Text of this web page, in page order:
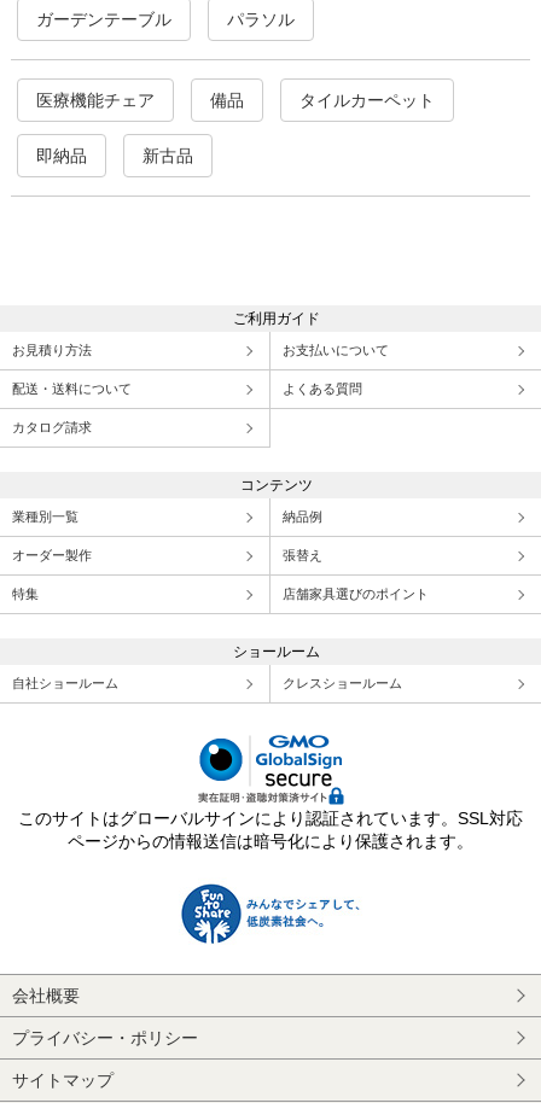
ガーデンテーブル パラソル
医療機能チェア 備品 タイルカーペット
即納品 新古品
ご利用ガイド
お見積り方法 お支払いについて
配送・送料について よくある質問
カタログ請求
コンテンツ
業種別一覧 納品例
オーダー製作 張替え
特集 店舗家具選びのポイント
ショールーム
自社ショールーム クレスショールーム
このサイトはグローバルサインにより認証されています。SSL対応
ページからの情報送信は暗号化により保護されます。
会社概要
プライバシー・ポリシー
サイトマップ